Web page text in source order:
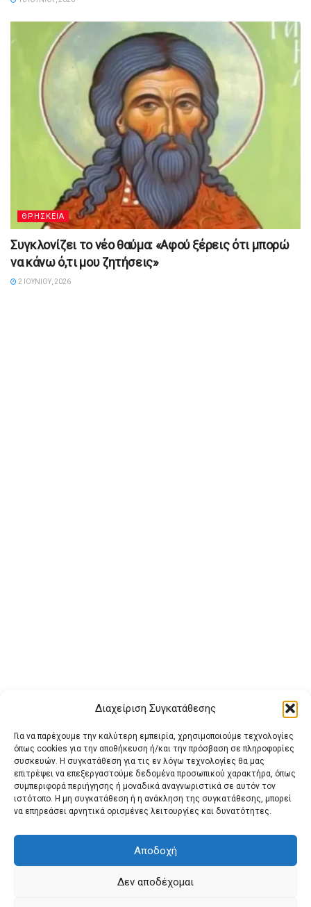
Διαχείριση Συγκατάθεσης
Για να παρέχουμε την καλύτερη εμπειρία, χρησιμοποιούμε τεχνολογίες
όπως cookies για την αποθήκευση ή/και την πρόσβαση σε πληροφορίες
συσκευών. Η συγκατάθεση για τις εν λόγω τεχνολογίες θα μας
επιτρέψει να επεξεργαστούμε δεδομένα προσωπικού χαρακτήρα, όπως
συμπεριφορά περιήγησης ή μοναδικά αναγνωριστικά σε αυτόν τον
ιστότοπο. Η μη συγκατάθεση ή η ανάκληση της συγκατάθεσης, μπορεί
να επηρεάσει αρνητικά ορισμένες λειτουργίες και δυνατότητες.
Αποδοχή
Δεν αποδέχομαι
ΘΡΗΣΚΕΙΑ
Συγκλονίζει το νέο θαύμα: «Αφού ξέρεις ότι μπορώ
να κάνω ό,τι μου ζητήσεις»
2 ΙΟΥΝΊΟΥ, 2026
Buy Adspace ΑΡΧΙΚΗ ΕΠΙΚΟΙΝΩΝΙΑ
ΟΡΟΙ ΧΡΗΣΗΣ